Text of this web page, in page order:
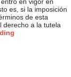
es, si la imposición
de esta
derecho a la tutela